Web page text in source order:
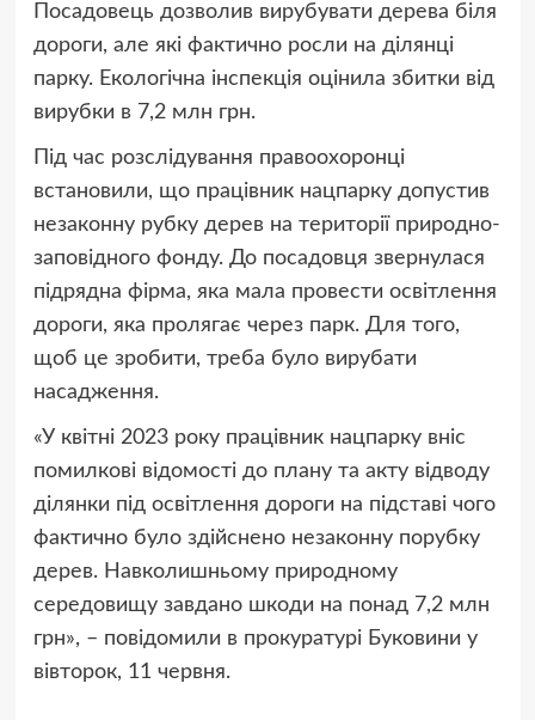
Посадовець дозволив вирубувати дерева біля
дороги, але які фактично росли на ділянці
парку. Екологічна інспекція оцінила збитки від
вирубки в 7,2 млн грн.
Під час розслідування правоохоронці
встановили, що працівник нацпарку допустив
незаконну рубку дерев на території природно-
заповідного фонду. До посадовця звернулася
підрядна фірма, яка мала провести освітлення
дороги, яка пролягає через парк. Для того,
щоб це зробити, треба було вирубати
насадження.
«У квітні 2023 року працівник нацпарку вніс
помилкові відомості до плану та акту відводу
ділянки під освітлення дороги на підставі чого
фактично було здійснено незаконну порубку
дерев. Навколишньому природному
середовищу завдано шкоди на понад 7,2 млн
грн», – повідомили в прокуратурі Буковини у
вівторок, 11 червня.